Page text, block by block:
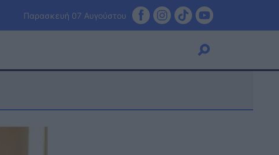
Παρασκευή 07 Αυγούστου